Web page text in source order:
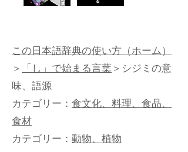
この日本語辞典の使い方（ホーム）
＞「し」で始まる言葉＞シジミの意
味、語源
カテゴリー： 食文化、料理、食品、
食材
カテゴリー： 動物、植物